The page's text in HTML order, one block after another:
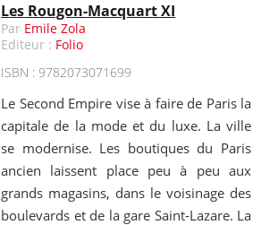
Les Rougon-Macquart XI
Par Emile Zola
Editeur : Folio
ISBN : 9782073071699
Le Second Empire vise à faire de Paris la
capitale de la mode et du luxe. La ville
se modernise. Les boutiques du Paris
ancien laissent place peu à peu aux
grands magasins, dans le voisinage des
boulevards et de la gare Saint-Lazare. La